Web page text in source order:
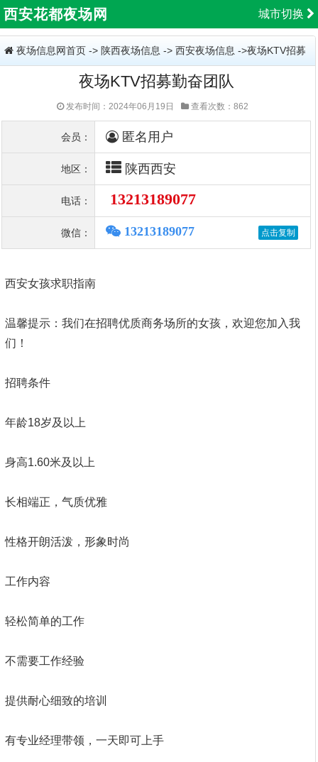
城市切换
西安花都夜场网
夜场信息网首页 -> 陕西夜场信息 -> 西安夜场信息 ->夜场KTV招募
夜场KTV招募勤奋团队
发布时间：2024年06月19日 查看次数：862
会员： 匿名用户
地区： 陕西西安
电话： 13213189077
微信： 13213189077
西安女孩求职指南
温馨提示：我们在招聘优质商务场所的女孩，欢迎您加入我
们！
招聘条件
年龄18岁及以上
身高1.60米及以上
长相端正，气质优雅
性格开朗活泼，形象时尚
工作内容
轻松简单的工作
不需要工作经验
提供耐心细致的培训
有专业经理带领，一天即可上手